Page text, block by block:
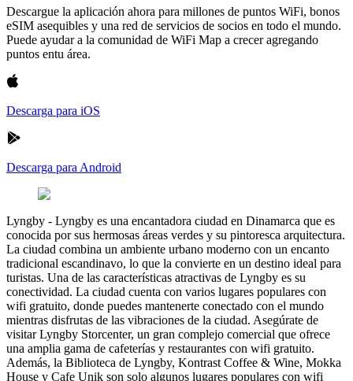
Descargue la aplicación ahora para millones de puntos WiFi, bonos
eSIM asequibles y una red de servicios de socios en todo el mundo.
Puede ayudar a la comunidad de WiFi Map a crecer agregando
puntos entu área.
Descarga para iOS
Descarga para Android
Lyngby - Lyngby es una encantadora ciudad en Dinamarca que es
conocida por sus hermosas áreas verdes y su pintoresca arquitectura.
La ciudad combina un ambiente urbano moderno con un encanto
tradicional escandinavo, lo que la convierte en un destino ideal para
turistas. Una de las características atractivas de Lyngby es su
conectividad. La ciudad cuenta con varios lugares populares con
wifi gratuito, donde puedes mantenerte conectado con el mundo
mientras disfrutas de las vibraciones de la ciudad. Asegúrate de
visitar Lyngby Storcenter, un gran complejo comercial que ofrece
una amplia gama de cafeterías y restaurantes con wifi gratuito.
Además, la Biblioteca de Lyngby, Kontrast Coffee & Wine, Mokka
House y Cafe Unik son solo algunos lugares populares con wifi